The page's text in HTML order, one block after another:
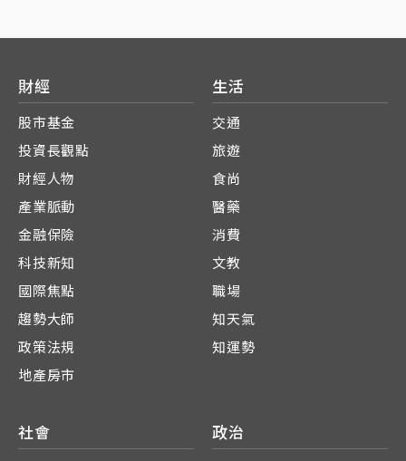
財經
股市基金
投資長觀點
財經人物
產業脈動
金融保險
科技新知
國際焦點
趨勢大師
政策法規
地產房市
生活
交通
旅遊
食尚
醫藥
消費
文教
職場
知天氣
知運勢
社會 政治